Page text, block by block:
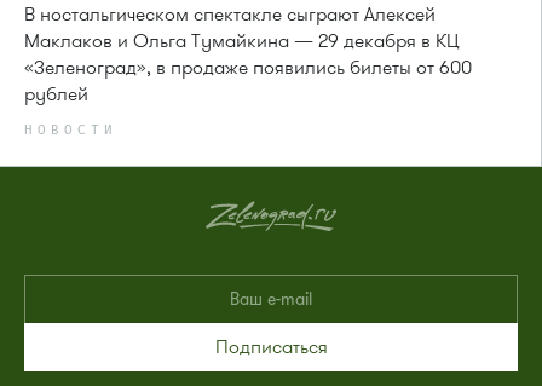
В ностальгическом спектакле сыграют Алексей
Маклаков и Ольга Тумайкина — 29 декабря в КЦ
«Зеленоград», в продаже появились билеты от 600
рублей
НОВОСТИ
Подписаться